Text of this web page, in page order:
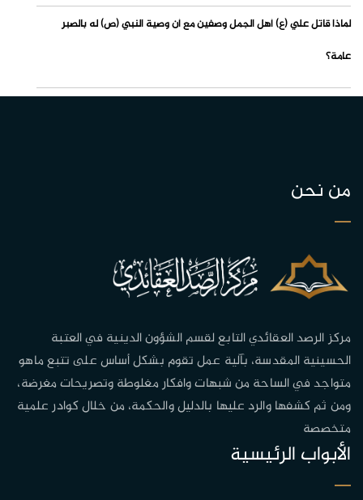
لماذا قاتل علي (ع) أهل الجمل وصفين مع أن وصية النبي (ص) له بالصبر
عامة؟
من نحن
مركز الرصد العقائدي التابع لقسم الشؤون الدينية في العتبة
الحسينية المقدسة، بآلية عمل تقوم بشكل أساس على تتبع ماهو
متواجد في الساحة من شبهات وافكار مغلوطة وتصريحات مغرضة،
ومن ثم كشفها والرد عليها بالدليل والحكمة، من خلال كوادر علمية
متخصصة
الأبواب الرئيسية